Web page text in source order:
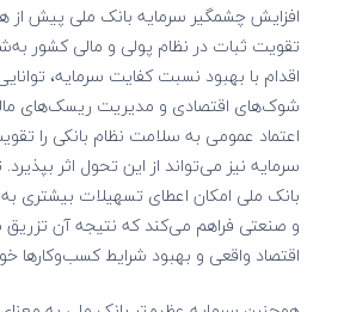
افزایش چشمگیر سرمایه بانک ملی پیش از
تقویت ثبات در نظام پولی و مالی کشور
اقدام با بهبود نسبت کفایت سرمایه،
شوک‌های اقتصادی و مدیریت ریسک‌های
اعتماد عمومی به سلامت نظام بانکی را
سرمایه نیز می‌تواند از این تحول اثر
بانک ملی امکان اعطای تسهیلات بیشتری
و صنعتی فراهم می‌کند که نتیجه آن تزریق
اقتصاد واقعی و بهبود شرایط کسب‌وکارها